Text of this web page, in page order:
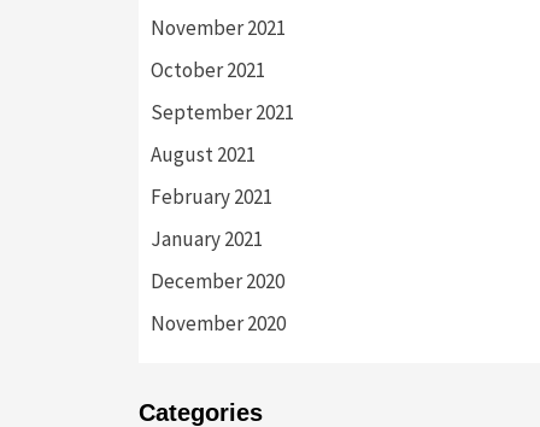
November 2021
October 2021
September 2021
August 2021
February 2021
January 2021
December 2020
November 2020
Categories